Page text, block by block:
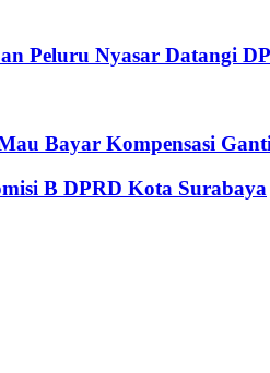
Peluru Nyasar Datangi
Bayar Kompensasi
B DPRD Kota Surabaya